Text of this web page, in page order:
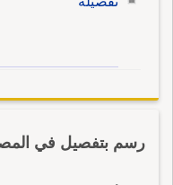
رسم بتفصيل في